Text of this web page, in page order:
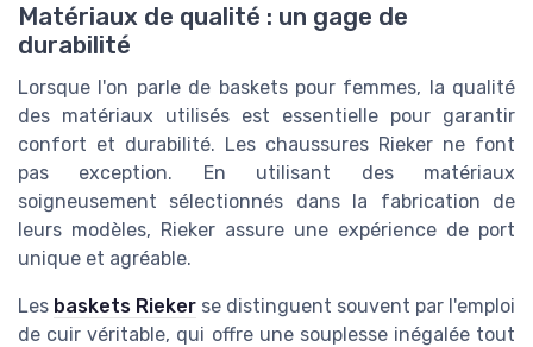
Matériaux de qualité : un gage de
durabilité
Lorsque l'on parle de baskets pour femmes, la qualité
des matériaux utilisés est essentielle pour garantir
confort et durabilité. Les chaussures Rieker ne font
pas exception. En utilisant des matériaux
soigneusement sélectionnés dans la fabrication de
leurs modèles, Rieker assure une expérience de port
unique et agréable.
Les baskets Rieker se distinguent souvent par l'emploi
de cuir véritable, qui offre une souplesse inégalée tout